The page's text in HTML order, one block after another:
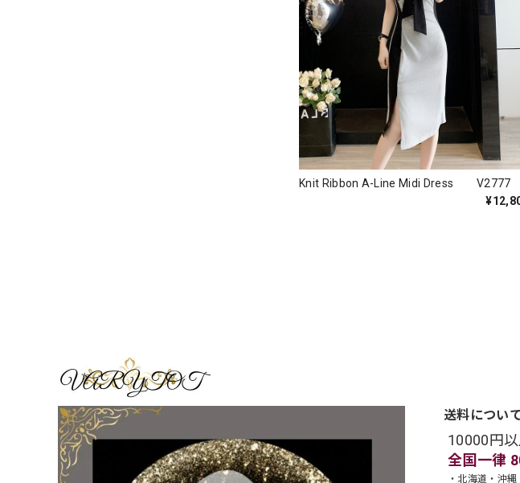
Knit Ribbon A-Line Midi Dress V2777
送料につい
10000円
全国一律
・北海道・沖